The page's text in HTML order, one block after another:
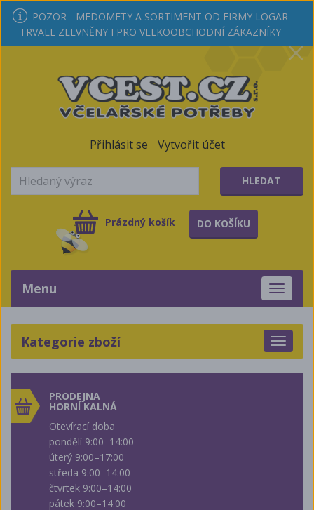
POZOR - MEDOMETY A SORTIMENT OD FIRMY LOGAR
TRVALE ZLEVNĚNY I PRO VELKOOBCHODNÍ ZÁKAZNÍKY
Přihlásit se Vytvořit účet
HLEDAT
Prázdný košík DO KOŠÍKU
Toggle
Menu
Toggle
Kategorie zboží
PRODEJNA
HORNÍ KALNÁ
Otevírací doba
pondělí 9:00–14:00
úterý 9:00–17:00
středa 9:00–14:00
čtvrtek 9:00–14:00
pátek 9:00–14:00